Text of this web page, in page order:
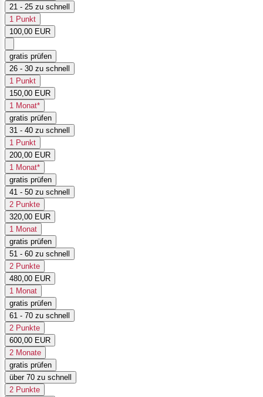
21 - 25 zu schnell
1 Punkt
100,00 EUR
gratis prüfen
26 - 30 zu schnell
1 Punkt
150,00 EUR
1 Monat*
gratis prüfen
31 - 40 zu schnell
1 Punkt
200,00 EUR
1 Monat*
gratis prüfen
41 - 50 zu schnell
2 Punkte
320,00 EUR
1 Monat
gratis prüfen
51 - 60 zu schnell
2 Punkte
480,00 EUR
1 Monat
gratis prüfen
61 - 70 zu schnell
2 Punkte
600,00 EUR
2 Monate
gratis prüfen
über 70 zu schnell
2 Punkte